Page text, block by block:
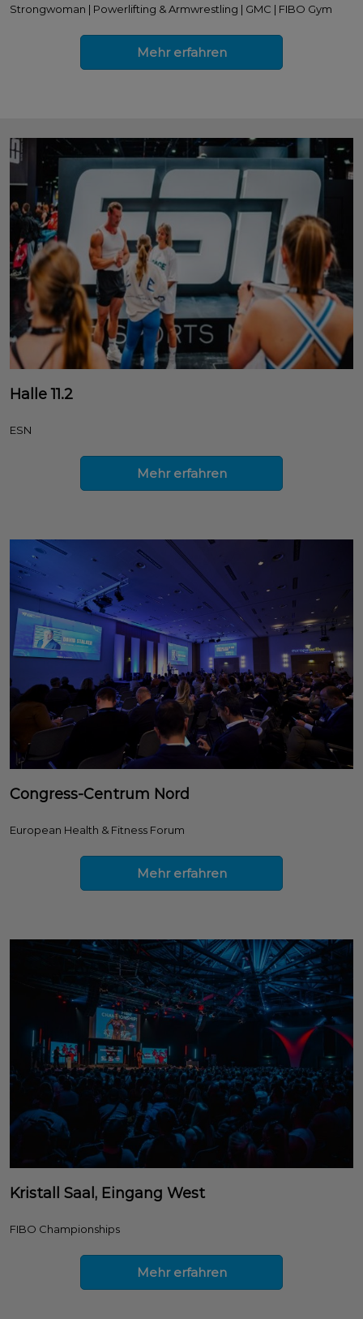
Strongwoman | Powerlifting & Armwrestling | GMC | FIBO Gym
Mehr erfahren
Halle 11.2
ESN
Mehr erfahren
Congress-Centrum Nord
European Health & Fitness Forum
Mehr erfahren
Kristall Saal, Eingang West
FIBO Championships
Mehr erfahren